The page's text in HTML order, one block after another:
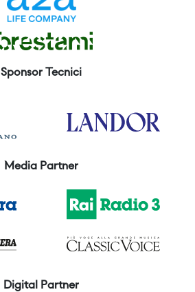
Sponsor Tecnici
Media Partner
Digital Partner